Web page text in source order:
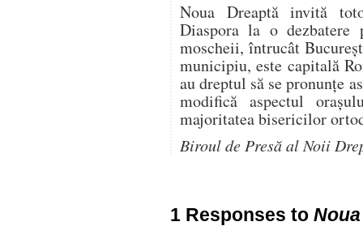
Noua Dreaptă invită
Diaspora la o
moscheii, întrucât
municipiu, este capitală
au dreptul să se pronunţe
modifică aspectul
majoritatea bisericilor
Biroul de Presă al Noii
1 Responses to